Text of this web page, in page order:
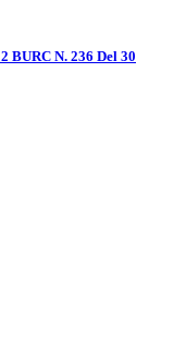
BURC N. 236 Del 30